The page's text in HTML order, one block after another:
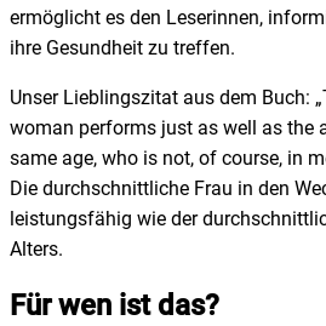
ermöglicht es den Leserinnen,
ihre Gesundheit zu treffen.
Unser Lieblingszitat aus dem Buch:
woman performs just as well as the
same age, who is not, of course, in
Die durchschnittliche Frau in den
leistungsfähig wie der
Alters.
Für wen ist das?